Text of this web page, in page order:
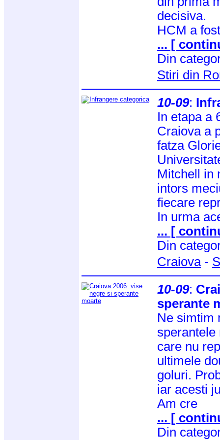
decisiva.
HCM a fost
... [
Din
Stiri din
10-09:
In etapa a
Craiova a
fatza
Mitchell in
intors
fiecare
In urma
... [
Din
Craiova-
10-09:
sperante
Ne simtim
sperantele
care nu
ultimele
goluri.
iar acesti
Am cre
... [
Din